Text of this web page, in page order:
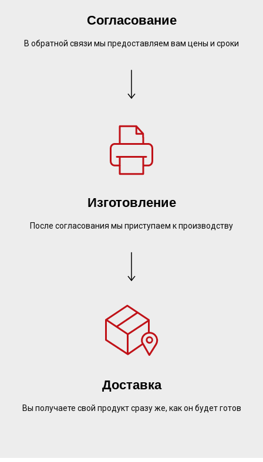
Согласование
В обратной связи мы предоставляем вам цены и сроки
Изготовление
После согласования мы приступаем к производству
Доставка
Вы получаете свой продукт сразу же, как он будет готов